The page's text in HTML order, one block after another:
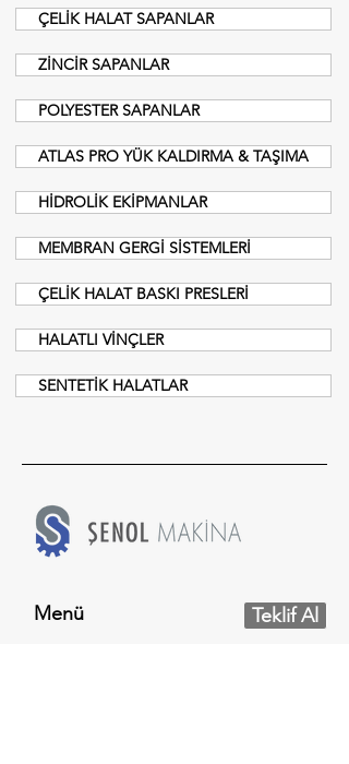
ÇELİK HALAT SAPANLAR
ZİNCİR SAPANLAR
POLYESTER SAPANLAR
ATLAS PRO YÜK KALDIRMA & TAŞIMA
HİDROLİK EKİPMANLAR
MEMBRAN GERGİ SİSTEMLERİ
ÇELİK HALAT BASKI PRESLERİ
HALATLI VİNÇLER
SENTETİK HALATLAR
Menü Teklif Al